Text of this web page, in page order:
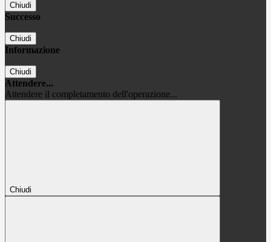
Chiudi
Successo
Chiudi
Informazione
Chiudi
Attendere...
Attendere il completamento dell'operazione...
Chiudi